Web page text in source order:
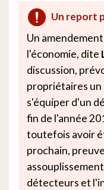
Un report
Un
l'économie, dite
discussion,
propriétaires
s'équiper d'un
fin de l'année
toutefois avoir
prochain,
détecteurs et